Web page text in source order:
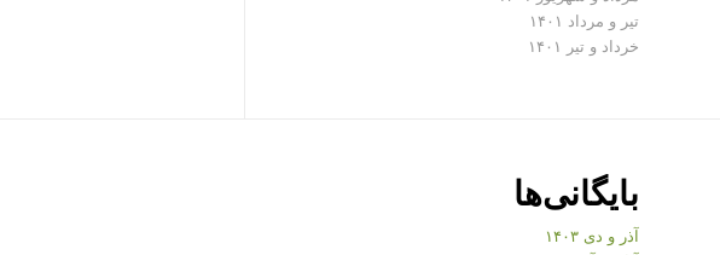
تیر و مرداد ۱۴۰۱
خرداد و تیر ۱۴۰۱
بایگانی‌ها
آذر و دی ۱۴۰۳